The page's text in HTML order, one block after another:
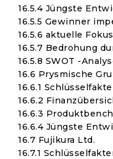
16.5.4 Jüngste
16.5.5 Gewinner
16.5.6 aktuelle
16.5.7 Bedrohung
16.5.8 SWOT -
16.6 Prysmische
16.6.1
16.6.2
16.6.3
16.6.4 Jüngste
16.7 Fujikura Ltd.
16.7.1